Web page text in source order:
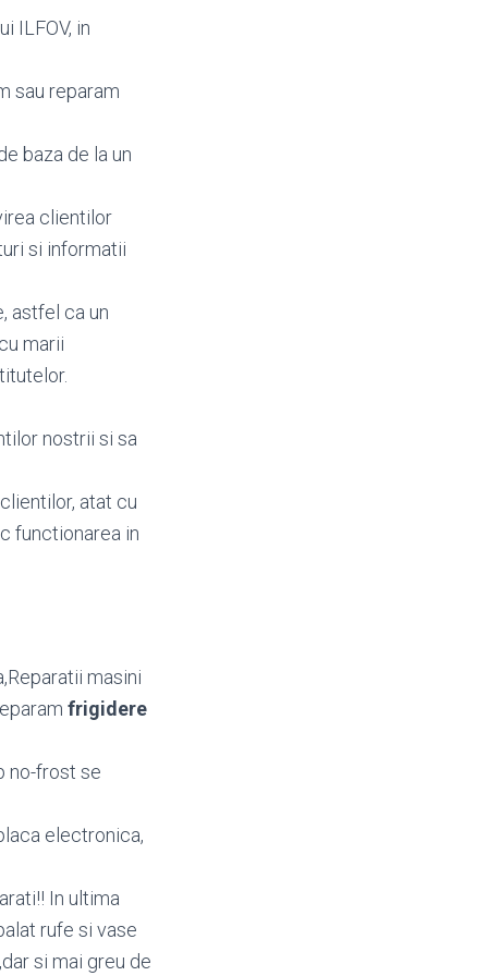
ILFOV, in
sau reparam
baza de la un
clientilor
si informatii
astfel ca un
marii
nostrii si sa
atat cu
functionarea in
masini
frigidere
no-frost se
electronica,
In ultima
rufe si vase
si mai greu de